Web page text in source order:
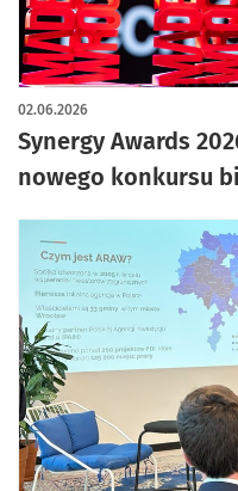
Synergy Awards
nowego konkursu
02.06.2026